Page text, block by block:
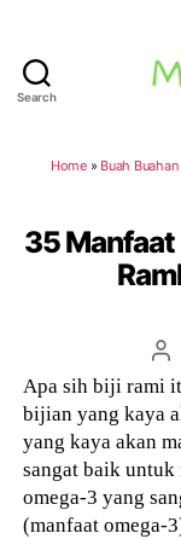
Search
Home» Buah Buahan
35 Manfaat
Apa sih biji rami
bijian yang kaya
yang kaya akan
sangat baik untuk
omega-3 yang
(manfaat omega-